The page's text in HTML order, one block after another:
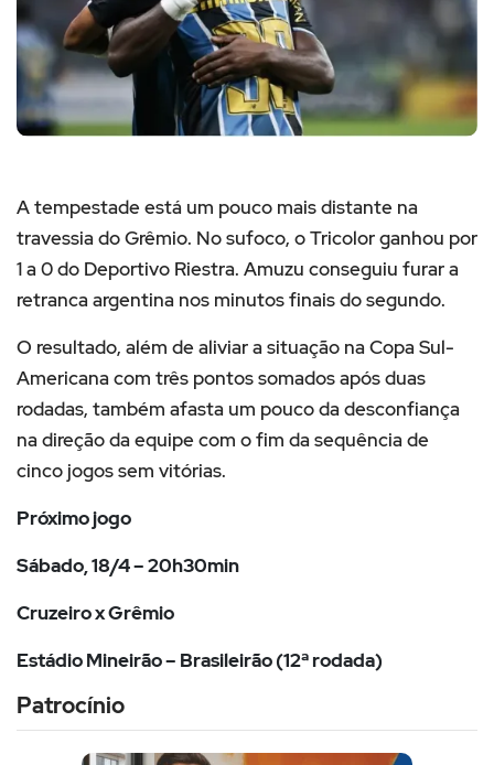
A tempestade está um pouco mais distante na
travessia do Grêmio. No sufoco, o Tricolor ganhou por
1 a 0 do Deportivo Riestra. Amuzu conseguiu furar a
retranca argentina nos minutos finais do segundo.
O resultado, além de aliviar a situação na Copa Sul-
Americana com três pontos somados após duas
rodadas, também afasta um pouco da desconfiança
na direção da equipe com o fim da sequência de
cinco jogos sem vitórias.
Próximo jogo
Sábado, 18/4 – 20h30min
Cruzeiro x Grêmio
Estádio Mineirão – Brasileirão (12ª rodada)
Patrocínio